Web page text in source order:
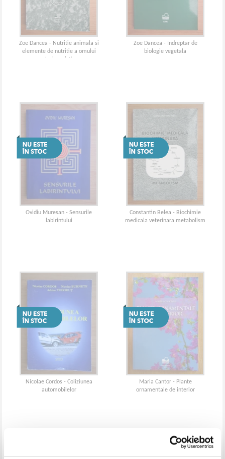
Zoe Dancea - Nutritie animala si
elemente de nutritie a omului
(volumul 1)
Zoe Dancea - Indreptar de
biologie vegetala
Ovidiu Muresan - Sensurile
labirintului
Constantin Belea - Biochimie
medicala veterinara metabolism
Nicolae Cordos - Coliziunea
automobilelor
Maria Cantor - Plante
ornamentale de interior